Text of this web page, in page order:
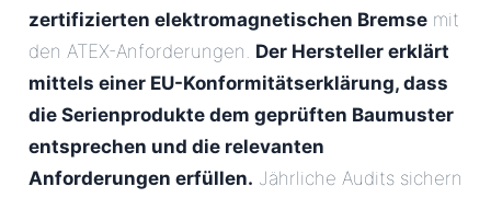
zertifizierten elektromagnetischen Bremse mit
den ATEX-Anforderungen. Der Hersteller erklärt
mittels einer EU-Konformitätserklärung, dass
die Serienprodukte dem geprüften Baumuster
entsprechen und die relevanten
Anforderungen erfüllen. Jährliche Audits sichern